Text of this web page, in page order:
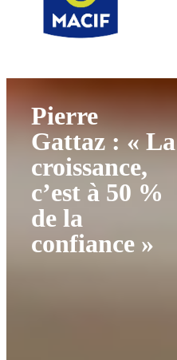
Pierre
Gattaz : « La
croissance,
c’est à 50 %
de la
confiance »